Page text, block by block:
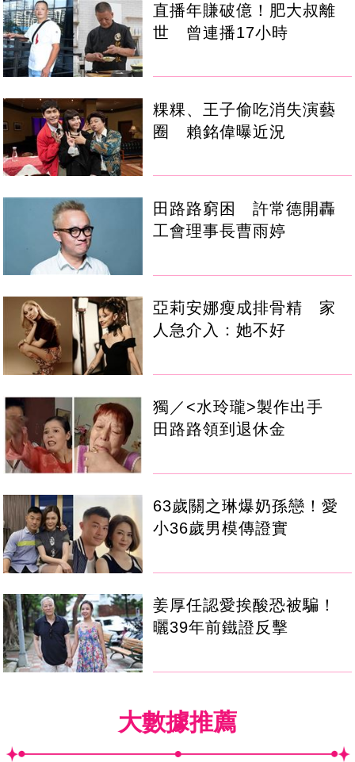
直播年賺破億！肥大叔離
世 曾連播17小時
粿粿、王子偷吃消失演藝
圈 賴銘偉曝近況
田路路窮困 許常德開轟
工會理事長曹雨婷
亞莉安娜瘦成排骨精 家
人急介入：她不好
獨／<水玲瓏>製作出手
田路路領到退休金
63歲關之琳爆奶孫戀！愛
小36歲男模傳證實
姜厚任認愛挨酸恐被騙！
曬39年前鐵證反擊
大數據推薦